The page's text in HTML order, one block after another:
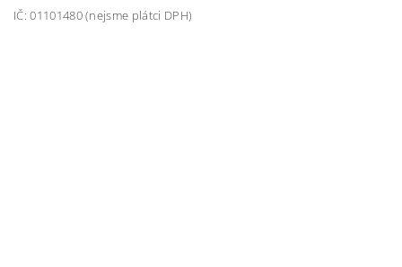
IČ: 01101480 (nejsme plátci DPH)